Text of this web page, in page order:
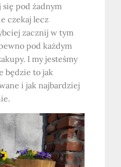
się pod żadnym
czekaj lecz
zacznij w tym
pod każdym
I my jesteśmy
będzie to jak
i jak najbardziej